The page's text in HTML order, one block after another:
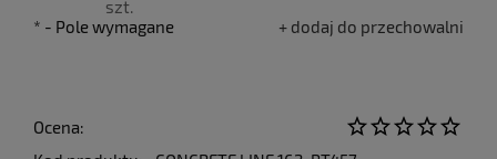
szt.
dodaj do przechowalni
* - Pole wymagane
Ocena: